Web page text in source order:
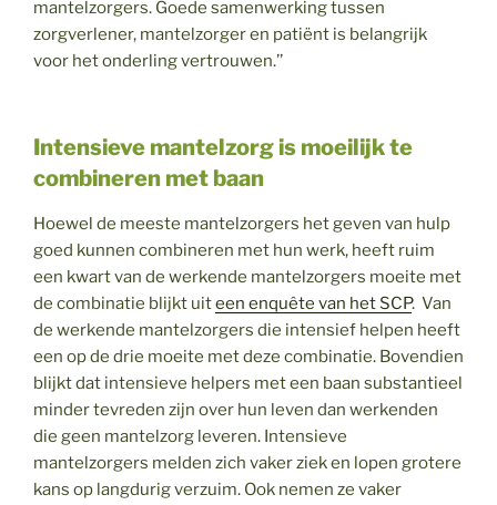
mantelzorgers. Goede samenwerking tussen
zorgverlener, mantelzorger en patiënt is belangrijk
voor het onderling vertrouwen.’’
Intensieve mantelzorg is moeilijk te
combineren met baan
Hoewel de meeste mantelzorgers het geven van hulp
goed kunnen combineren met hun werk, heeft ruim
een kwart van de werkende mantelzorgers moeite met
de combinatie blijkt uiteen enquête van het SCP. Van
de werkende mantelzorgers die intensief helpen heeft
een op de drie moeite met deze combinatie. Bovendien
blijkt dat intensieve helpers met een baan substantieel
minder tevreden zijn over hun leven dan werkenden
die geen mantelzorg leveren. Intensieve
mantelzorgers melden zich vaker ziek en lopen grotere
kans op langdurig verzuim. Ook nemen ze vaker